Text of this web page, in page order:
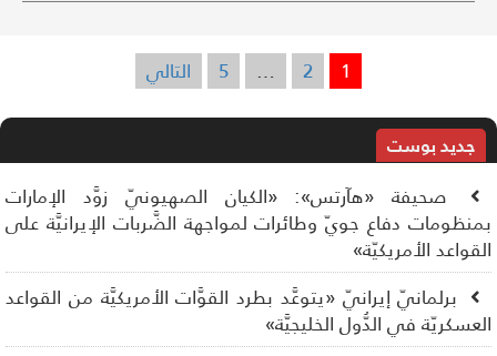
صفحات
المقالات
التالي
جديد بوست
صحيفة «هآرتس»: «الكيان الصهيونيّ زوَّد الإمارات
دفاع جويّ وطائرات لمواجهة الضَّربات الإيرانيَّة على
الأمريكيّة»
برلمانيّ إيرانيّ «يتوعَّد بطرد القوَّات الأمريكيَّة من القواعد
في الدُّول الخليجيَّة»